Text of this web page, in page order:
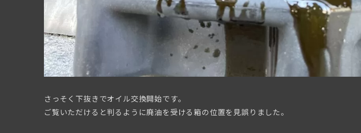
さっそく下抜きでオイル交換開始です。
ご覧いただけると判るように廃油を受ける箱の位置を見誤りました。